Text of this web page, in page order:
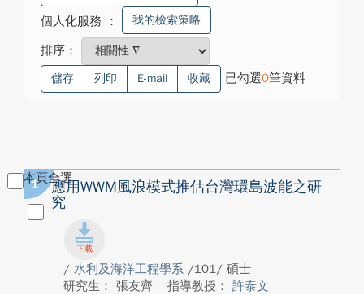
個人化服務 ： 我的檢索策略
排序：
儲存 列印 E-mail 收藏 已勾選0筆資料
本頁全選
1
應用WWM風浪模式推估台灣環島波能之研
究
/ 水利及海洋工程學系 /101/ 碩士
研究生： 張友齊
指導教授： 許泰文